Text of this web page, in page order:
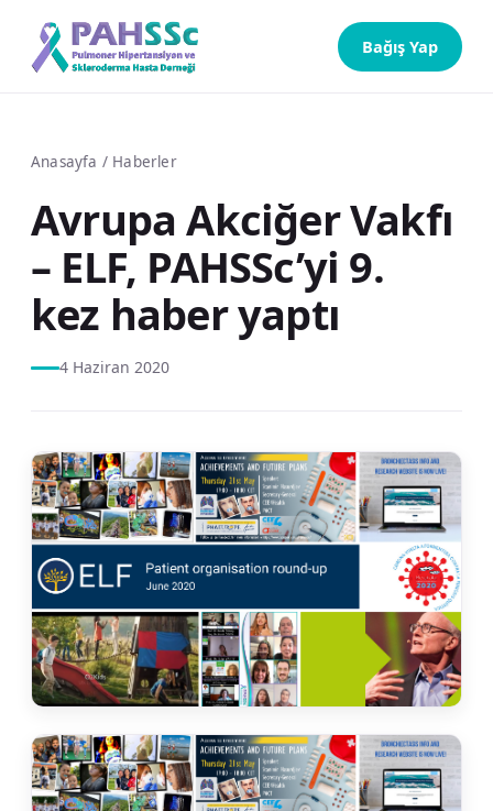
Bağış Yap
Anasayfa / Haberler
Avrupa Akciğer Vakfı
– ELF, PAHSSc’yi 9.
kez haber yaptı
4 Haziran 2020